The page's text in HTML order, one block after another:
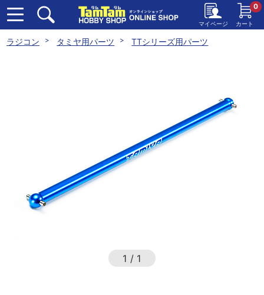
マイページ カート
0
ラジコン タミヤ用パーツ TTシリーズ用パーツ
1 / 1